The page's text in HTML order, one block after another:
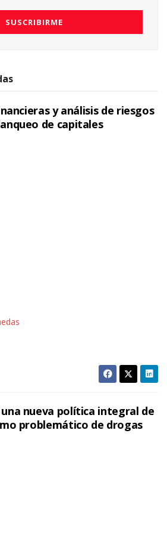
y análisis de riesgos
de capitales
nueva política integral de
problemático de drogas